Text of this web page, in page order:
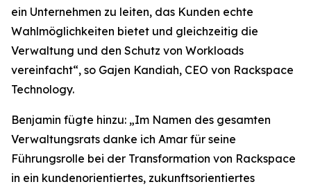
ein Unternehmen zu leiten, das Kunden echte
Wahlmöglichkeiten bietet und gleichzeitig die
Verwaltung und den Schutz von Workloads
vereinfacht“, so Gajen Kandiah, CEO von Rackspace
Technology.
Benjamin fügte hinzu: „Im Namen des gesamten
Verwaltungsrats danke ich Amar für seine
Führungsrolle bei der Transformation von Rackspace
in ein kundenorientiertes, zukunftsorientiertes